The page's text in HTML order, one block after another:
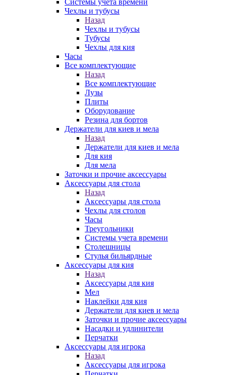
Системы учета времени
Чехлы и тубусы
Назад
Чехлы и тубусы
Тубусы
Чехлы для кия
Часы
Все комплектующие
Назад
Все комплектующие
Лузы
Плиты
Оборудование
Резина для бортов
Держатели для киев и мела
Назад
Держатели для киев и мела
Для кия
Для мела
Заточки и прочие аксессуары
Аксессуары для стола
Назад
Аксессуары для стола
Чехлы для столов
Часы
Треугольники
Системы учета времени
Столешницы
Стулья бильярдные
Аксессуары для кия
Назад
Аксессуары для кия
Мел
Наклейки для кия
Держатели для киев и мела
Заточки и прочие аксессуары
Насадки и удлинители
Перчатки
Аксессуары для игрока
Назад
Аксессуары для игрока